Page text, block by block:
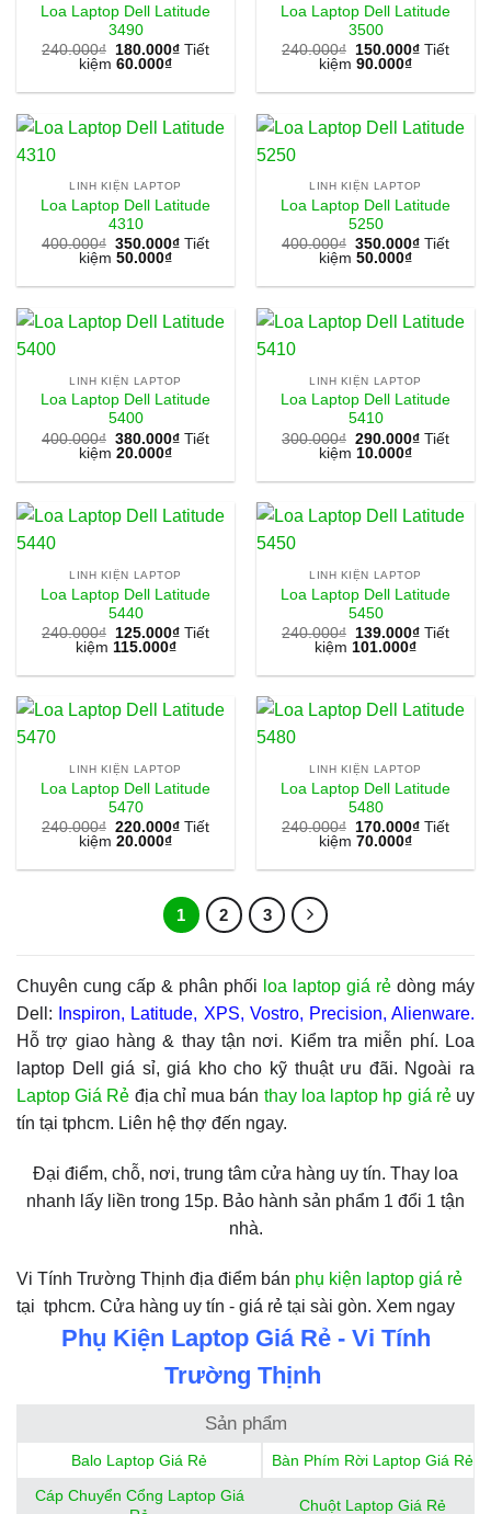
Loa Laptop Dell Latitude
3490
240.000₫ 180.000₫ Tiết
kiệm 60.000₫
Loa Laptop Dell Latitude
3500
240.000₫ 150.000₫ Tiết
kiệm 90.000₫
LINH KIỆN LAPTOP
Loa Laptop Dell Latitude
4310
400.000₫ 350.000₫ Tiết
kiệm 50.000₫
LINH KIỆN LAPTOP
Loa Laptop Dell Latitude
5250
400.000₫ 350.000₫ Tiết
kiệm 50.000₫
LINH KIỆN LAPTOP
Loa Laptop Dell Latitude
5400
400.000₫ 380.000₫ Tiết
kiệm 20.000₫
LINH KIỆN LAPTOP
Loa Laptop Dell Latitude
5410
300.000₫ 290.000₫ Tiết
kiệm 10.000₫
LINH KIỆN LAPTOP
Loa Laptop Dell Latitude
5440
240.000₫ 125.000₫ Tiết
kiệm 115.000₫
LINH KIỆN LAPTOP
Loa Laptop Dell Latitude
5450
240.000₫ 139.000₫ Tiết
kiệm 101.000₫
LINH KIỆN LAPTOP
Loa Laptop Dell Latitude
5470
240.000₫ 220.000₫ Tiết
kiệm 20.000₫
LINH KIỆN LAPTOP
Loa Laptop Dell Latitude
5480
240.000₫ 170.000₫ Tiết
kiệm 70.000₫
1 2 3
Chuyên cung cấp & phân phối loa laptop giá rẻ dòng máy
Dell:
Inspiron, Latitude, XPS, Vostro, Precision, Alienware.
Hỗ trợ giao hàng & thay tận nơi. Kiểm tra miễn phí. Loa
laptop Dell giá sỉ, giá kho cho kỹ thuật ưu đãi. Ngoài ra
Laptop Giá Rẻ địa chỉ mua bán thay loa laptop hp giá rẻuy
tín tại tphcm. Liên hệ thợ đến ngay.
Đại điểm, chỗ, nơi, trung tâm cửa hàng uy tín. Thay loa
nhanh lấy liền trong 15p. Bảo hành sản phẩm 1 đổi 1 tận
nhà.
Vi Tính Trường Thịnh địa điểm bán phụ kiện laptop giá rẻ
tại tphcm. Cửa hàng uy tín - giá rẻ tại sài gòn. Xem ngay
Phụ Kiện Laptop Giá Rẻ - Vi Tính
Trường Thịnh
Sản phẩm
Balo Laptop Giá Rẻ
Bàn Phím Rời Laptop Giá Rẻ
Cáp Chuyển Cổng Laptop Giá
Chuột Laptop Giá Rẻ